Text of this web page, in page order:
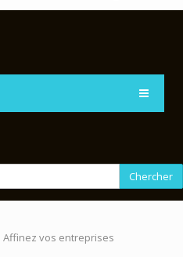
Chercher
Affinez vos entreprises